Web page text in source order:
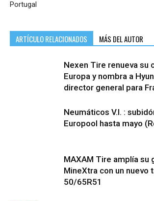
Portugal
ARTÍCULO RELACIONADOS MÁS DEL AUTOR
Nexen Tire renueva su
Europa y nombra a
director general para
Neumáticos V.I. :
Europool hasta mayo
MAXAM Tire amplía su
MineXtra con un nuevo
50/65R51